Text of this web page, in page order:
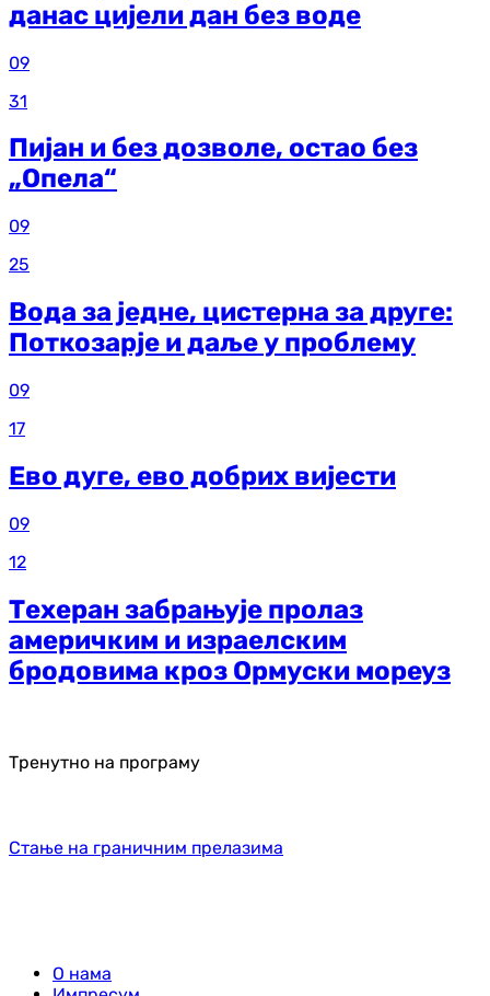
данас цијели дан без воде
09
31
Пијан и без дозволе, остао без
„Опела“
09
25
Вода за једне, цистерна за друге:
Поткозарје и даље у проблему
09
17
Ево дуге, ево добрих вијести
09
12
Техеран забрањује пролаз
америчким и израелским
бродовима кроз Ормуски мореуз
Тренутно на програму
Стање на граничним прелазима
О нама